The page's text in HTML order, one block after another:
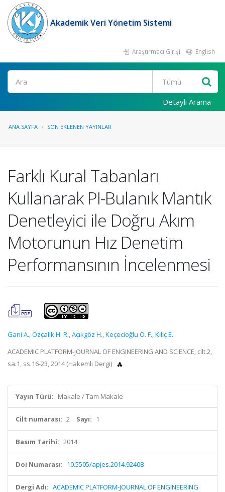
Akademik Veri Yönetim Sistemi
Araştırmacı Girişi English
Ara
Detaylı Arama
ANA SAYFA SON EKLENEN YAYINLAR
Farklı Kural Tabanları
Kullanarak PI-Bulanık Mantık
Denetleyici ile Doğru Akım
Motorunun Hız Denetim
Performansının İncelenmesi
Gani A.,Özçalık H. R.,Açıkgöz H.,Keçecioğlu Ö. F.,Kılıç E.
ACADEMIC PLATFORM-JOURNAL OF ENGINEERING AND SCIENCE, cilt.2,
sa.1, ss.16-23, 2014 (Hakemli Dergi)
Yayın Türü: Makale / Tam Makale
Cilt numarası: 2 Sayı: 1
Basım Tarihi: 2014
Doi Numarası: 10.5505/apjes.2014.92408
Dergi Adı: ACADEMIC PLATFORM-JOURNAL OF ENGINEERING